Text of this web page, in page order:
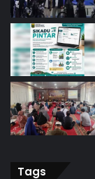
Tags